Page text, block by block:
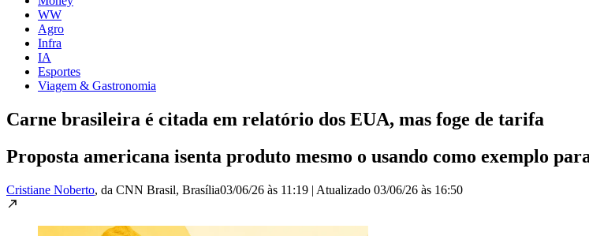
WW
Agro
Infra
IA
Esportes
Viagem & Gastronomia
Carne brasileira é citada em relatório dos EUA, mas foge de tarifa
Proposta americana isenta produto mesmo o usando como exemplo
Cristiane Noberto, da CNN Brasil, Brasília03/06/26 às 11:19 | Atualizado 03/06/26 às 16:50